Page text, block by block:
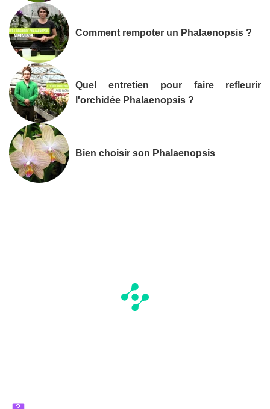
Comment rempoter un Phalaenopsis ?
Quel entretien pour faire refleurir
l'orchidée Phalaenopsis ?
Bien choisir son Phalaenopsis